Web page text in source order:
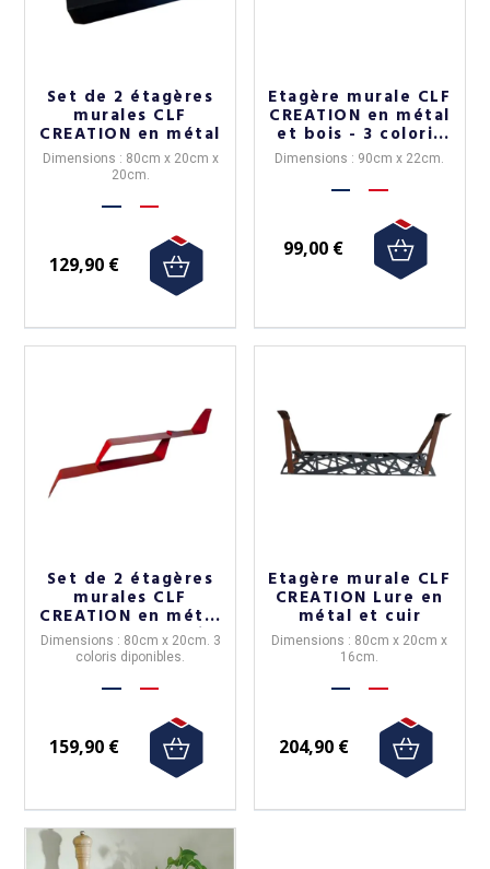
Set de 2 étagères
murales CLF
CREATION en métal
Dimensions : 80cm x 20cm x
20cm.
129,90 €
Etagère murale CLF
CREATION en métal
et bois - 3 coloris
de supports
Dimensions : 90cm x 22cm.
99,00 €
Set de 2 étagères
murales CLF
CREATION en métal
courbe - 3 coloris
Dimensions : 80cm x 20cm. 3
coloris diponibles.
159,90 €
Etagère murale CLF
CREATION Lure en
métal et cuir
Dimensions : 80cm x 20cm x
16cm.
204,90 €